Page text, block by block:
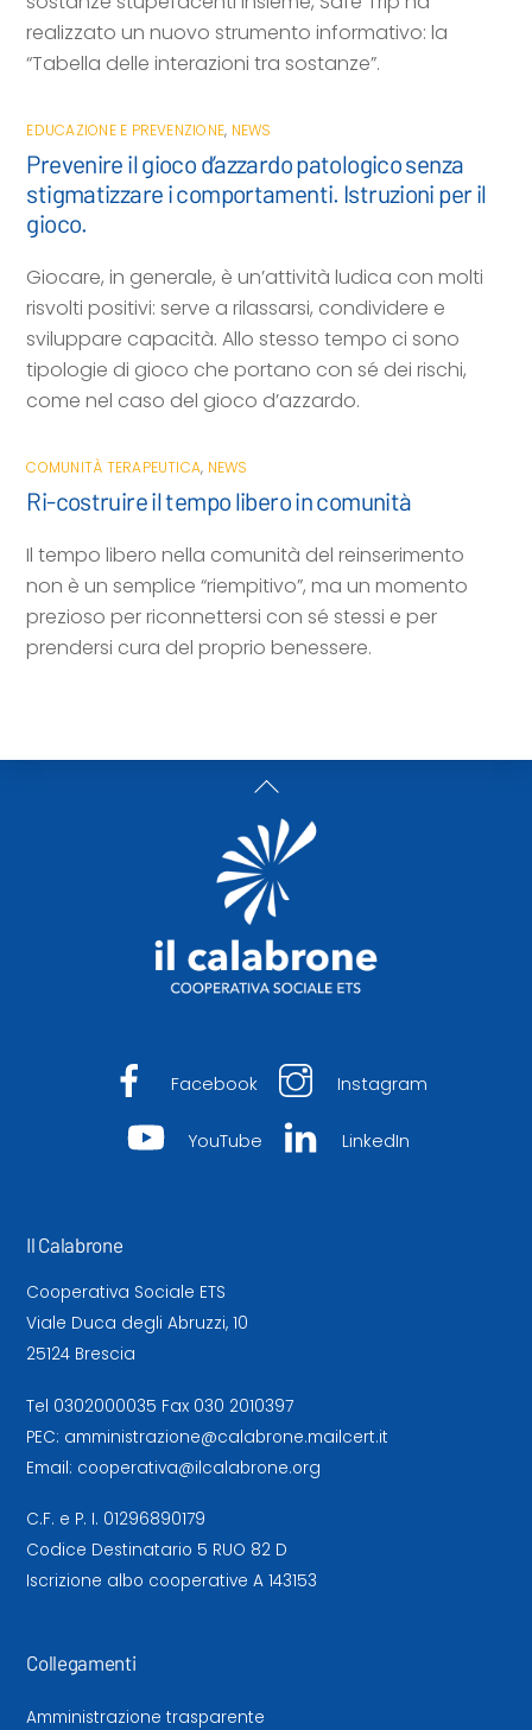
realizzato un nuovo strumento informativo: la
“Tabella delle interazioni tra sostanze”.
EDUCAZIONE E PREVENZIONE, NEWS
Prevenire il gioco d’azzardo patologico senza
stigmatizzare i comportamenti. Istruzioni per il
gioco.
Giocare, in generale, è un’attività ludica con molti
risvolti positivi: serve a rilassarsi, condividere e
sviluppare capacità. Allo stesso tempo ci sono
tipologie di gioco che portano con sé dei rischi,
come nel caso del gioco d’azzardo.
COMUNITÀ TERAPEUTICA, NEWS
Ri-costruire il tempo libero in comunità
Il tempo libero nella comunità del reinserimento
non è un semplice “riempitivo”, ma un momento
prezioso per riconnettersi con sé stessi e per
prendersi cura del proprio benessere.
Back
To
Top
Facebook Instagram
YouTube LinkedIn
Il Calabrone
Cooperativa Sociale ETS
Viale Duca degli Abruzzi, 10
25124 Brescia
Tel 0302000035 Fax 030 2010397
PEC: amministrazione@calabrone.mailcert.it
Email: cooperativa@ilcalabrone.org
C.F. e P. I. 01296890179
Codice Destinatario 5 RUO 82 D
Iscrizione albo cooperative A 143153
Collegamenti
Amministrazione trasparente